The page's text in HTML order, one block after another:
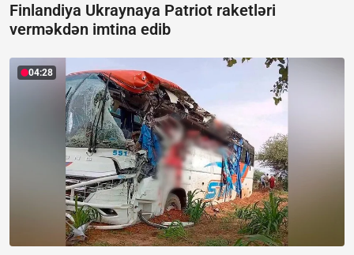
Finlandiya Ukraynaya Patriot raketləri
verməkdən imtina edib
04:28